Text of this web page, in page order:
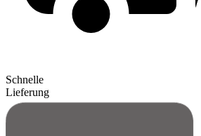
Schnelle
Lieferung